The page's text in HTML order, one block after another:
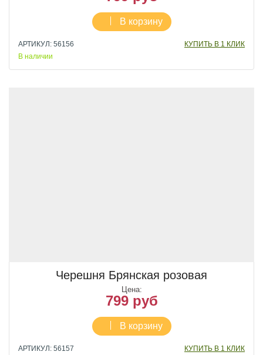
В корзину
АРТИКУЛ: 56156
КУПИТЬ В 1 КЛИК
В наличии
Черешня Брянская розовая
Цена:
799 руб
В корзину
АРТИКУЛ: 56157
КУПИТЬ В 1 КЛИК